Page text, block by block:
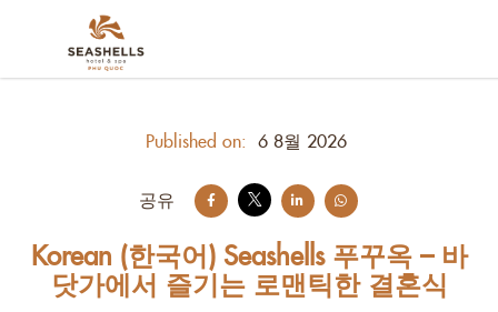
Published on: 6 8월 2026
공유
Korean (한국어) Seashells 푸꾸옥 – 바
닷가에서 즐기는 로맨틱한 결혼식